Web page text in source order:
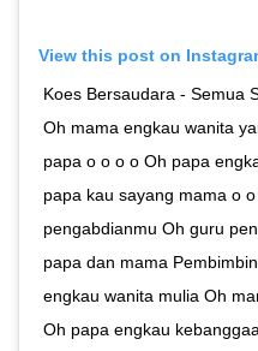
View this post on
Koes Bersaudara - Semua
Oh mama engkau wanita
papa o o o o Oh papa
papa kau sayang mama o
pengabdianmu Oh guru
papa dan mama
engkau wanita mulia Oh
Oh papa engkau